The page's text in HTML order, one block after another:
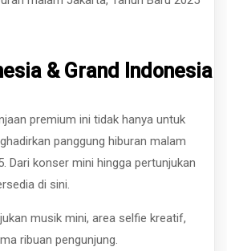
& Grand Indonesia
premium ini tidak hanya untuk
panggung hiburan malam
Dari konser mini hingga pertunjukan
di sini.
musik mini, area selfie kreatif,
ribuan pengunjung.